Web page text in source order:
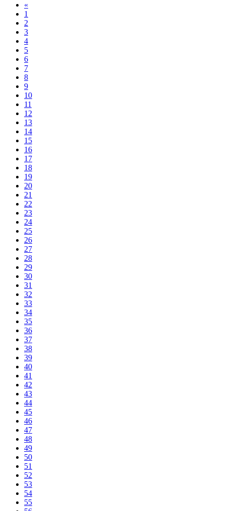
«
1
2
3
4
5
6
7
8
9
10
11
12
13
14
15
16
17
18
19
20
21
22
23
24
25
26
27
28
29
30
31
32
33
34
35
36
37
38
39
40
41
42
43
44
45
46
47
48
49
50
51
52
53
54
55